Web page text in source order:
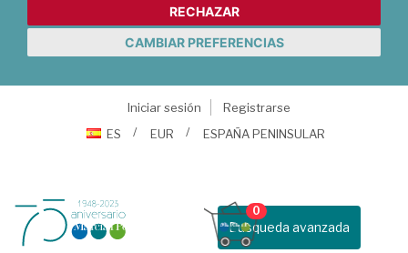
RECHAZAR
CAMBIAR PREFERENCIAS
Iniciar sesión
Registrarse
ES
EUR ESPAÑA PENINSULAR
Busqueda avanzada
0